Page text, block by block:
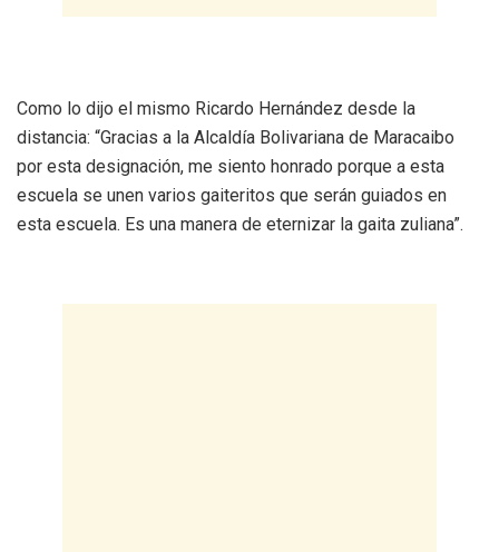
Como lo dijo el mismo Ricardo Hernández desde la
distancia: “Gracias a la Alcaldía Bolivariana de Maracaibo
por esta designación, me siento honrado porque a esta
escuela se unen varios gaiteritos que serán guiados en
esta escuela. Es una manera de eternizar la gaita zuliana”.